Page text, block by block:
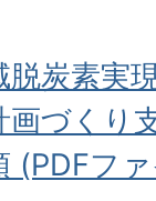
炭素実
づくり
(PDFフ